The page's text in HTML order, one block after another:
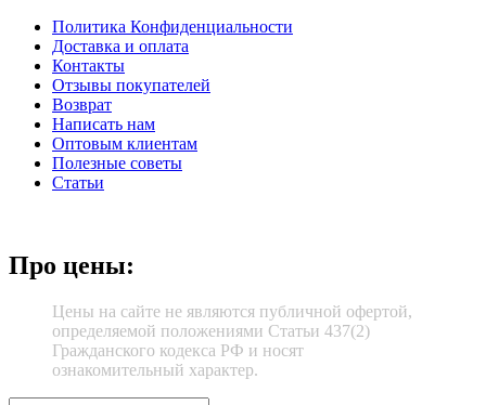
Политика Конфиденциальности
Доставка и оплата
Контакты
Отзывы покупателей
Возврат
Написать нам
Оптовым клиентам
Полезные советы
Статьи
Про цены:
Цены на сайте не являются публичной офертой,
определяемой положениями Статьи 437(2)
Гражданского кодекса РФ и носят
ознакомительный характер.